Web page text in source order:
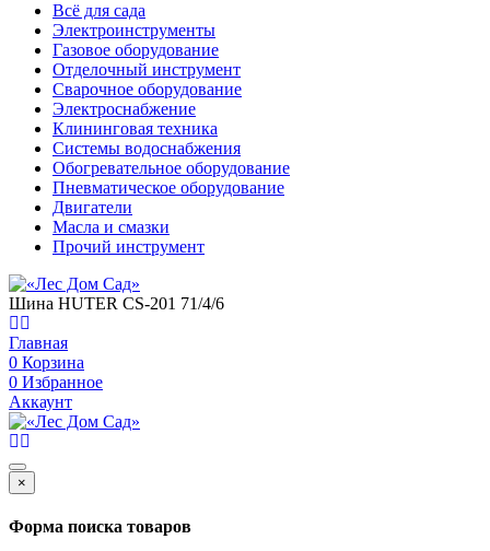
Всё для сада
Электроинструменты
Газовое оборудование
Отделочный инструмент
Сварочное оборудование
Электроснабжение
Клининговая техника
Системы водоснабжения
Обогревательное оборудование
Пневматическое оборудование
Двигатели
Масла и смазки
Прочий инструмент
Шина HUTER CS-201 71/4/6
Главная
0 Корзина
0 Избранное
Аккаунт
×
Форма поиска товаров